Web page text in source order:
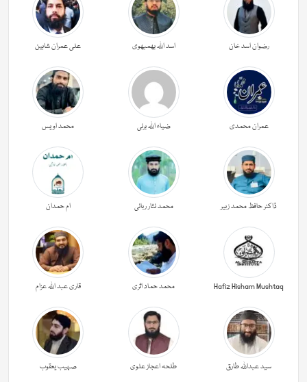
رضوان اسد خان اسد اللہ بھمبھوی علی عمران شاہین
عمران محمدی ضیاء اللہ برنی محمد اویس
ڈاکٹر حافظ محمد زبیر محمد نثار ربانی ام حمدان
Hafiz Hisham Mushtaq محمد حماد اثری قاری عبد اللہ عزام
سید عبداللہ طارق طلحہ اعجاز علوی صہیب یعقوب